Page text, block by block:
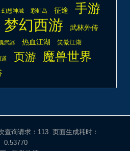
幻想神域 彩虹岛 征途 手游
梦幻西游
武林外传
武器 热血江湖 笑傲江湖
页游 魔兽世界
询请求：113 页面生成耗时：
0.53770